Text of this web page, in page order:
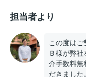
担当者より
この度はご
Ｂ様が弊
介手数料無
だきました。